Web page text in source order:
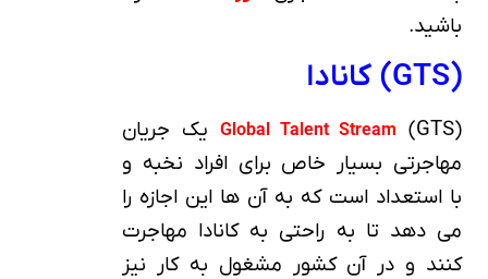
باشید.
(GTS) کانادا
Global Talent Stream (GTS) یک جریان
مهاجرتی بسیار خاص برای افراد نخبه و
با استعداد است که به آن ها این اجازه را
می دهد تا به راحتی به کانادا مهاجرت
کنند و در آن کشور مشغول به کار نیز